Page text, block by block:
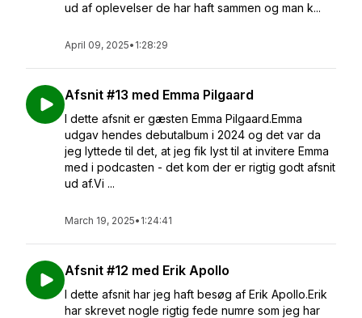
ud af oplevelser de har haft sammen og man k...
April 09, 2025• 1:28:29
Afsnit #13 med Emma Pilgaard
I dette afsnit er gæsten Emma Pilgaard.Emma
udgav hendes debutalbum i 2024 og det var da
jeg lyttede til det, at jeg fik lyst til at invitere Emma
med i podcasten - det kom der er rigtig godt afsnit
ud af.Vi ...
March 19, 2025• 1:24:41
Afsnit #12 med Erik Apollo
I dette afsnit har jeg haft besøg af Erik Apollo.Erik
har skrevet nogle rigtig fede numre som jeg har